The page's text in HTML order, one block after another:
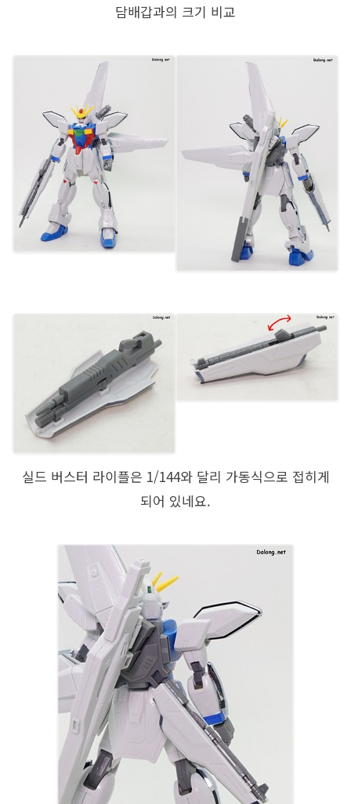
담배갑과의 크기 비교
실드 버스터 라이플은 1/144와 달리 가동식으로 접히게
되어 있네요.